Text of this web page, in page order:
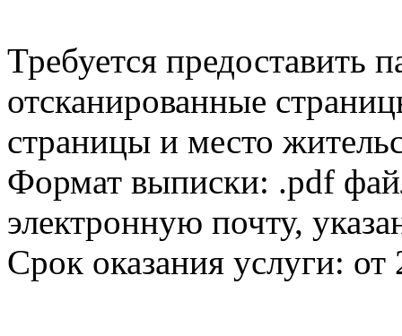
Требуется предоставить
отсканированные
страницы и место
Формат выписки: .pdf
электронную почту,
Срок оказания услуги: от